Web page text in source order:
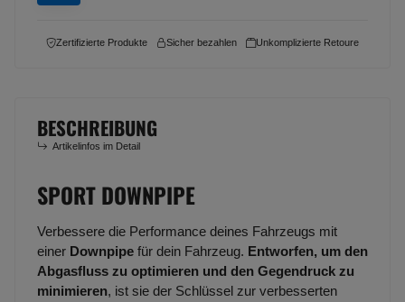
Zertifizierte Produkte Sicher bezahlen Unkomplizierte Retoure
BESCHREIBUNG
Artikelinfos im Detail
SPORT DOWNPIPE
Verbessere die Performance deines Fahrzeugs mit
einer Downpipe für dein Fahrzeug. Entworfen, um den
Abgasfluss zu optimieren und den Gegendruck zu
minimieren, ist sie der Schlüssel zur verbesserten